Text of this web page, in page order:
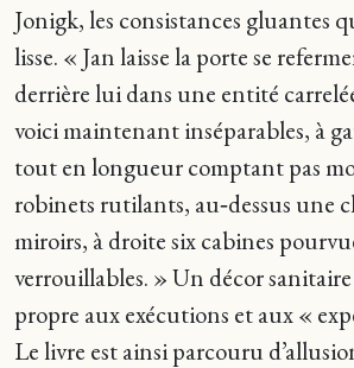
Jonigk, les consistances gluantes
lisse. « Jan laisse la porte se
derrière lui dans une entité
voici maintenant inséparables, à
tout en longueur comptant pas
robinets rutilants, au‑dessus une
miroirs, à droite six cabines
verrouillables. » Un décor
propre aux exécutions et aux «
Le livre est ainsi parcouru